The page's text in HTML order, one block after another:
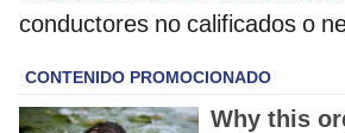
conductores no calificados o